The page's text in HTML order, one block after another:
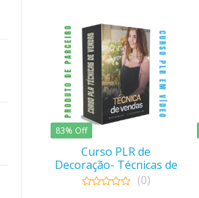
83% Off
Curso PLR de
Decoração- Técnicas de
Vendas (0)